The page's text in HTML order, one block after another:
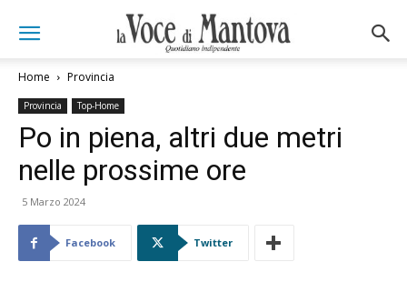
Home Provincia
Provincia Top-Home
Po in piena, altri due metri
nelle prossime ore
5 Marzo 2024
Facebook Twitter